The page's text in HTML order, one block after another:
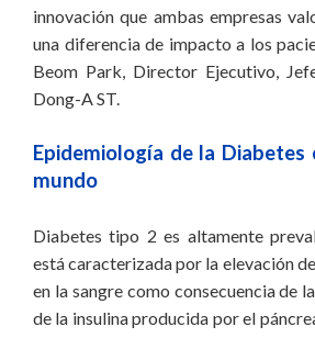
innovación que ambas empresas
una diferencia de impacto a los
Beom Park, Director Ejecutivo,
Dong-A ST.
Epidemiología de la Diabetes
mundo
Diabetes tipo 2 es altamente
está caracterizada por la elevación
en la sangre como consecuencia de
de la insulina producida por el